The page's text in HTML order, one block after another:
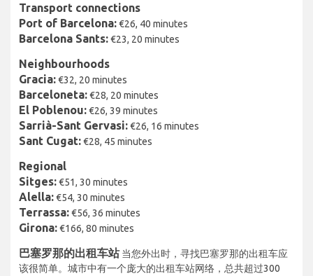
Transport connections
Port of Barcelona:€26, 40 minutes
Barcelona Sants:€23, 20 minutes
Neighbourhoods
Gracia:€32, 20 minutes
Barceloneta:€28, 20 minutes
El Poblenou:€26, 39 minutes
Sarrià-Sant Gervasi:€26, 16 minutes
Sant Cugat:€28, 45 minutes
Regional
Sitges:€51, 30 minutes
Alella:€54, 30 minutes
Terrassa:€56, 36 minutes
Girona:€166, 80 minutes
巴塞罗那的出租车站当您外出时，寻找巴塞罗那的出租车应
该很简单。城市中有一个庞大的出租车站网络，总共超过300